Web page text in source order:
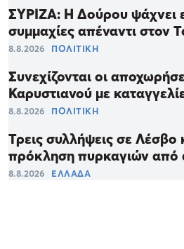
ΣΥΡΙΖΑ: Η Δούρου ψάχνει
συμμαχίες απέναντι στον
8.8.2026 ΠΟΛΙΤΙΚΗ
Συνεχίζονται οι
Καρυστιανού με
8.8.2026 ΠΟΛΙΤΙΚΗ
Τρεις συλλήψεις σε Λέσβο
πρόκληση πυρκαγιών από
8.8.2026 ΕΛΛΑΔΑ